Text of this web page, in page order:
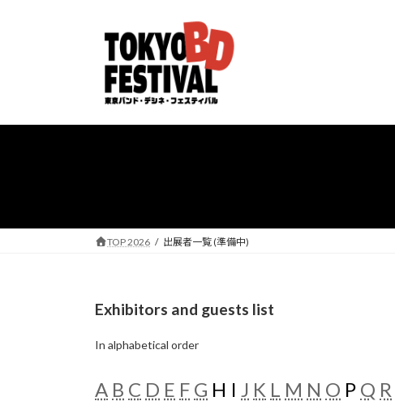
ス
ン
TOP 2026 出展者一覧 (準備中)
Exhibitors and guests list
In alphabetical order
A B C D E F G H I J K L M N O P Q R